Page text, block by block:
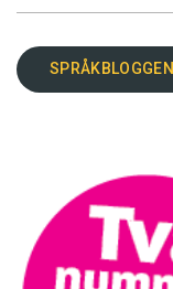
SPRÅKBLOGGEN